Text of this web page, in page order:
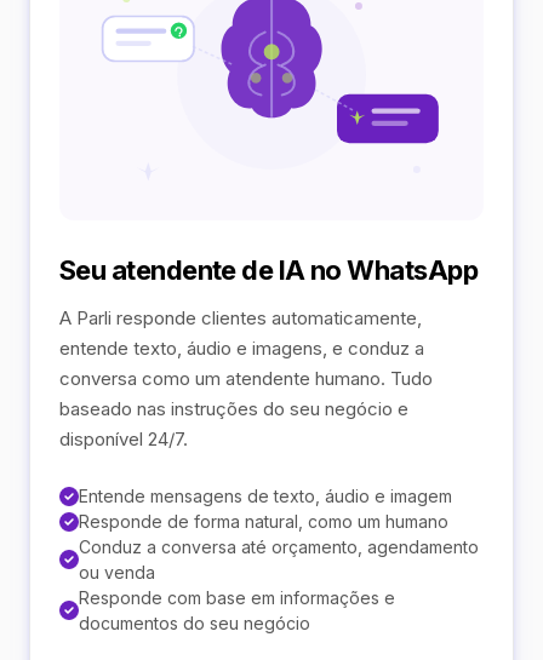
Seu atendente de IA no WhatsApp
A Parli responde clientes automaticamente,
entende texto, áudio e imagens, e conduz a
conversa como um atendente humano. Tudo
baseado nas instruções do seu negócio e
disponível 24/7.
Entende mensagens de texto, áudio e imagem
Responde de forma natural, como um humano
Conduz a conversa até orçamento, agendamento
ou venda
Responde com base em informações e
documentos do seu negócio